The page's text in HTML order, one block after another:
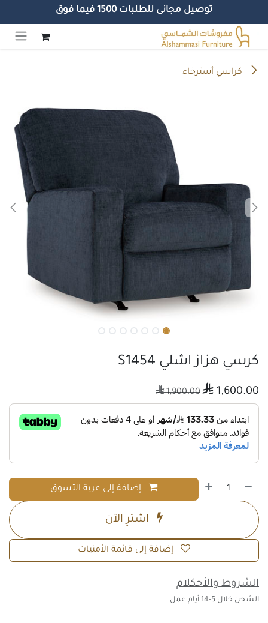
توصيل مجانى للطلبات 1500 فيما فوق
تخطي للذهاب إلى المحتوى
كراسي أسترخاء
كرسي هزاز اشلي S1454
1,600.00
1,900.00

إضافة إلى عربة التسوق
اشترِ الآن
إضافة إلى قائمة الأمنيات
الشروط والأحكلام
الشحن خلال 5-14 أيام عمل